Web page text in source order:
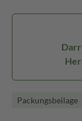
Packungsbeilage